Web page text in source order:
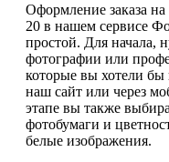
Оформление заказа
20 в нашем сервисе
простой. Для начала,
фотографии или
которые вы хотели бы
наш сайт или через
этапе вы также
фотобумаги и
белые изображения.